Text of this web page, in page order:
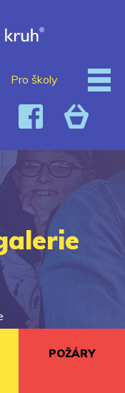
Pro školy
POŽÁRY